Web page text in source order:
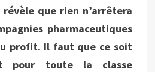
que rien n’arrêtera
pharmaceutiques
profit. Il faut que ce soit
pour toute la classe